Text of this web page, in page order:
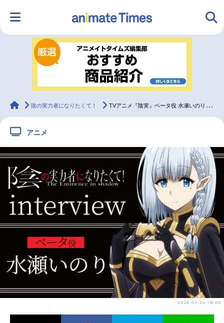
ランキング アニメ
ラジオ グッズ
2.5次元 配信・Vtuber トレンド 無料マンガ
最新記事一覧
声優記事一覧
アニメ映画一覧 実写化映画一覧
今期アニメ曜日別一覧
夏アニメ
animateTimes
陰の実力者になりたくて！ TVアニメ『陰実』ベータ役 水瀬いのりインタビュー【連載05】
アニメ
2023-01-24 18:00